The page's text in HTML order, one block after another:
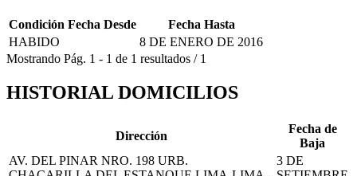
Condición Fecha Desde
Fecha Hasta
HABIDO
8 DE ENERO DE 2016
Mostrando Pág. 1 - 1 de 1 resultados / 1
HISTORIAL DOMICILIOS
Dirección
Fecha de
Baja
AV. DEL PINAR NRO. 198 URB.
3 DE